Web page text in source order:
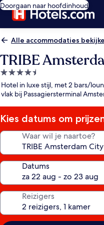
Doorgaan naar hoofdinhoud
Alle accommodaties
TRIBE
4.5-
sterrenaccommodatie
Hotel in luxe stijl, met 2 bars/
vlak bij Passagiersterminal
Kies datums om
Waar wil je naartoe?
Datums
Reizigers